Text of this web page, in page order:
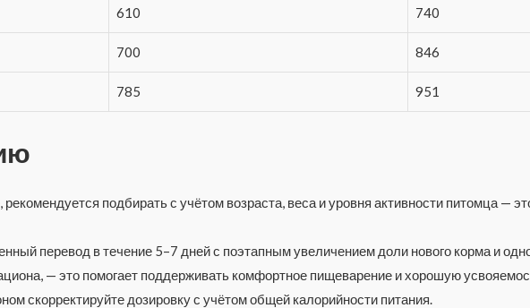
610 740
700 846
785 951
подбирать с учётом возраста, веса и уровня активности питомца —
перевод в течение 5–7 дней с поэтапным увеличением доли нового корма и
— это помогает поддерживать комфортное пищеварение и хорошую
скорректируйте дозировку с учётом общей калорийности питания.